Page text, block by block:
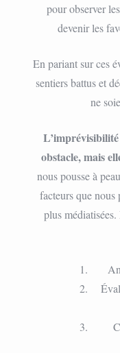
pour observer
devenir les
En pariant sur ces
sentiers battus et
ne
obstacle, mais
nous pousse à
facteurs que nous
plus